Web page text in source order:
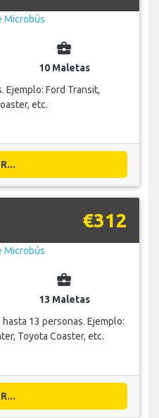
business_center
10 Maletas
Ejemplo: Ford Transit,
etc.
€312
business_center
13 Maletas
13 personas. Ejemplo:
Toyota Coaster, etc.